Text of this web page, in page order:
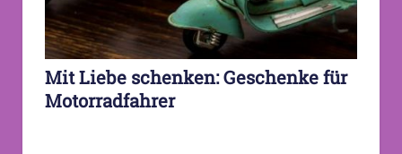
Mit Liebe schenken: Geschenke für
Motorradfahrer